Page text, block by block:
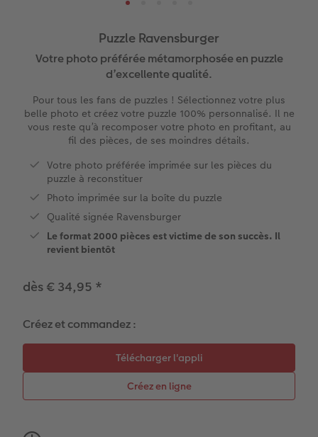
XXL Panorama
Petit Carré
Types de papier
Types de couvertures
Effet relief
Extras
Art Collection
Modes de commande
Tirages photo mini
Tirages fine art
Marque-page photo
Tirage photo encadré
Poster Photo Premium
Autocollants photo
Boîte photo souvenirs
Cadres photo
Créez votre photo d'identité
Photo sur carton mousse
hexxas
Polyptyque
Accessoires
Types de papier
À annoter
Modèles créatifs
Accessoires
Textiles
Cadeaux animaliers
Coques smartphones
Boîte cadeau photo
Tirages créatifs
Faire-part de mariage
Cartes d'anniversaire
Cartes de communion
Tous les thèmes
Effet relief
commande
Puzzle Ravensburger
Votre photo préférée métamorphosée en puzzle
d’excellente qualité.
Pour tous les fans de puzzles ! Sélectionnez votre plus
belle photo et créez votre puzzle 100% personnalisé. Il ne
vous reste qu’à recomposer votre photo en profitant, au
fil des pièces, de ses moindres détails.
Votre photo préférée imprimée sur les pièces du
puzzle à reconstituer
Photo imprimée sur la boîte du puzzle
Qualité signée Ravensburger
Le format 2000 pièces est victime de son succès. Il
revient bientôt
dès € 34,95 *
Créez et commandez :